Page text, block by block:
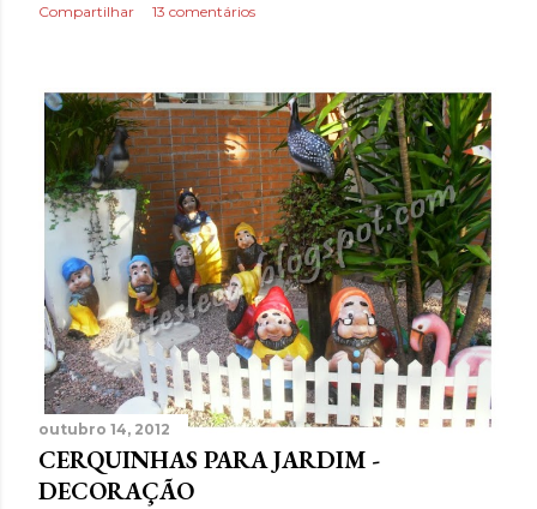
Compartilhar 13 comentários
outubro 14, 2012
CERQUINHAS PARA JARDIM -
DECORAÇÃO